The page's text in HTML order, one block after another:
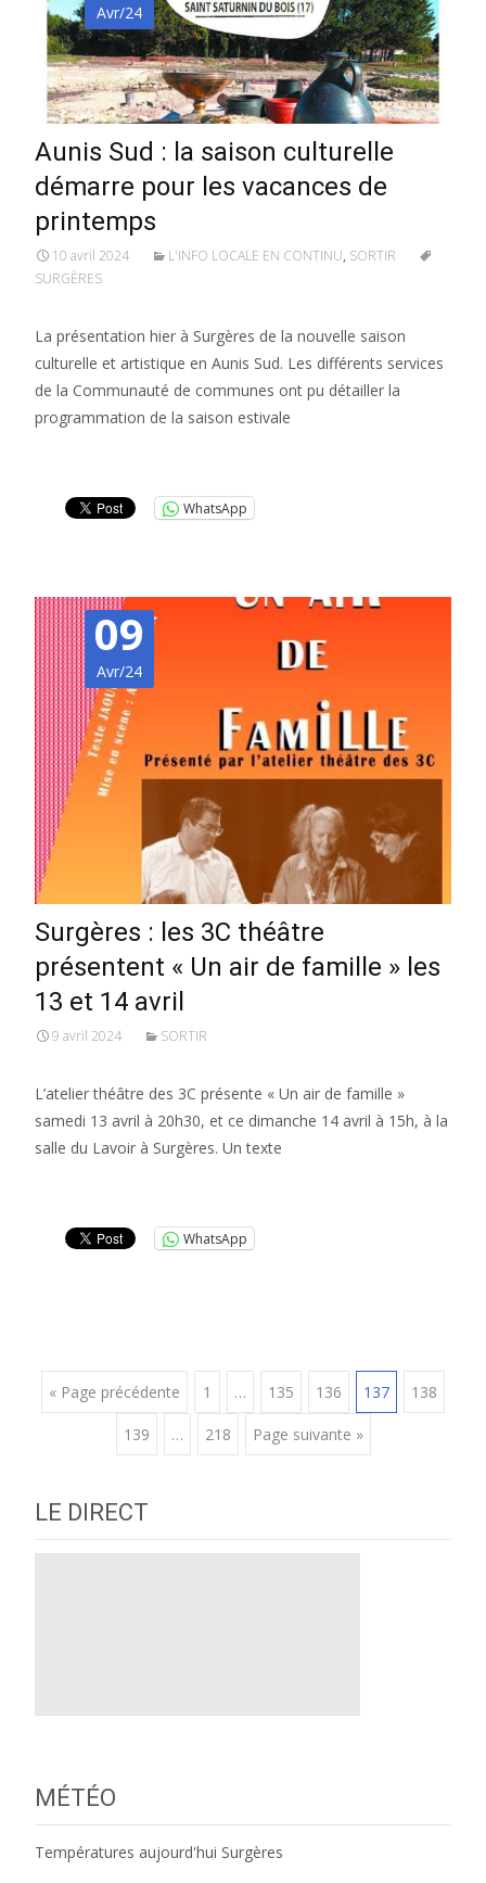
Avr/24
Aunis Sud : la saison culturelle
démarre pour les vacances de
printemps
10 avril 2024 L'INFO LOCALE EN CONTINU, SORTIR
SURGÈRES
La présentation hier à Surgères de la nouvelle saison
culturelle et artistique en Aunis Sud. Les différents services
de la Communauté de communes ont pu détailler la
programmation de la saison estivale
WhatsApp
09
Avr/24
Surgères : les 3C théâtre
présentent « Un air de famille » les
13 et 14 avril
9 avril 2024 SORTIR
L’atelier théâtre des 3C présente « Un air de famille »
samedi 13 avril à 20h30, et ce dimanche 14 avril à 15h, à la
salle du Lavoir à Surgères. Un texte
WhatsApp
Posts
navigation
« Page précédente 1 … 135 136 137 138
139 … 218 Page suivante »
LE DIRECT
MÉTÉO
Températures aujourd'hui Surgères